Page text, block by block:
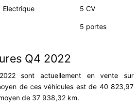
Electrique 5 CV
5 portes
Q4 2022
sont actuellement en vente sur
de ces véhicules est de 40 823,97
de 37 938,32 km.